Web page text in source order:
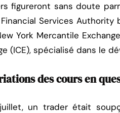
figureront sans doute
Services
York Mercantile
(ICE), spécialisé dans le
des cours en
un trader était